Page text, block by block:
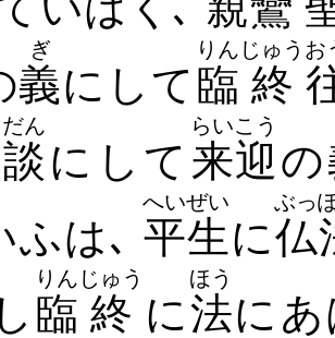
義
ぎ
にして臨
りん
終
じゅう お
談
だん
にして 来迎
らいこう
の
ふは､ 平生
へいぜい
に仏
ぶっ
臨
りん
終
じゅう
に法
ほう
に​